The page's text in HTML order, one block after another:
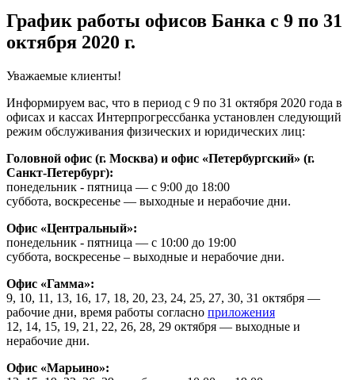
График работы офисов Банка с 9 по 31
октября 2020 г.
Уважаемые клиенты!
Информируем вас, что в период с 9 по 31 октября 2020 года в
офисах и кассах Интерпрогрессбанка установлен следующий
режим обслуживания физических и юридических лиц:
Головной офис (г. Москва) и офис «Петербургский» (г.
Санкт-Петербург):
понедельник - пятница — с 9:00 до 18:00
суббота, воскресенье — выходные и нерабочие дни.
Офис «Центральный»:
понедельник - пятница — с 10:00 до 19:00
суббота, воскресенье – выходные и нерабочие дни.
Офис «Гамма»:
9, 10, 11, 13, 16, 17, 18, 20, 23, 24, 25, 27, 30, 31 октября —
рабочие дни, время работы согласно приложения
12, 14, 15, 19, 21, 22, 26, 28, 29 октября — выходные и
нерабочие дни.
Офис «Марьино»: